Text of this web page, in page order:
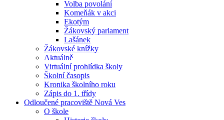
Volba povolání
Komeňák v akci
Ekotým
Žákovský parlament
Lašánek
Žákovské knížky
Aktuálně
Virtuální prohlídka školy
Školní časopis
Kronika školního roku
Zápis do 1. třídy
Odloučené pracoviště Nová Ves
O škole